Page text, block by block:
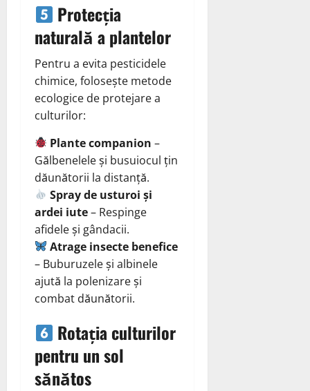
Protecția
naturală a plantelor
Pentru a evita pesticidele
chimice, folosește metode
ecologice de protejare a
culturilor:
Plante companion –
Gălbenelele și busuiocul țin
dăunătorii la distanță.
Spray de usturoi și
ardei iute– Respinge
afidele și gândacii.
Atrage insecte benefice
– Buburuzele și albinele
ajută la polenizare și
combat dăunătorii.
Rotația culturilor
pentru un sol
sănătos